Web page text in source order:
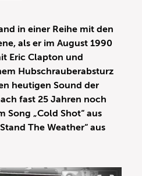
in einer Reihe mit den
als er im August 1990
Eric Clapton und
Hubschrauberabsturz
heutigen Sound der
fast 25 Jahren noch
Song „Cold Shot“ aus
The Weather“ aus